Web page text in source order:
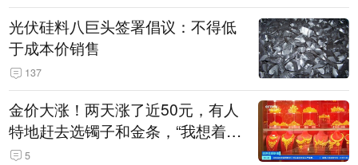
光伏硅料八巨头签署倡议：不得低
于成本价销售
137
金价大涨！两天涨了近50元，有人
特地赶去选镯子和金条，“我想着买
起来可以保值，小批量进一些货”
5